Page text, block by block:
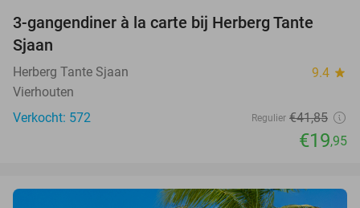
52%
3-gangendiner à la carte bij Herberg Tante
Sjaan
Herberg Tante Sjaan 9.4 star
Vierhouten
Verkocht: 572
Regulier €41,85
€19,95